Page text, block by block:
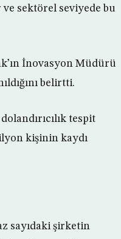
sektörel seviyede bu
İnovasyon Müdürü
belirtti.
tespit
kişinin kaydı
sayıdaki şirketin